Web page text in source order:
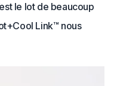
le lot de beaucoup
Link™ nous